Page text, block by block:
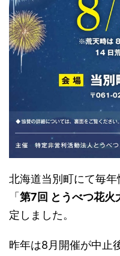
北海道当別町にて毎
「 第7回 とうべつ花火
定しました。
昨年は8月開催が中止